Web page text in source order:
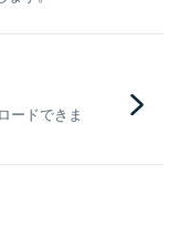
ードできま